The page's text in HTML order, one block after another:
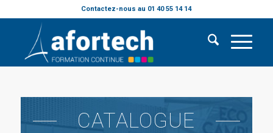
Contactez-nous au 01 40 55 14 14
CATALOGUE